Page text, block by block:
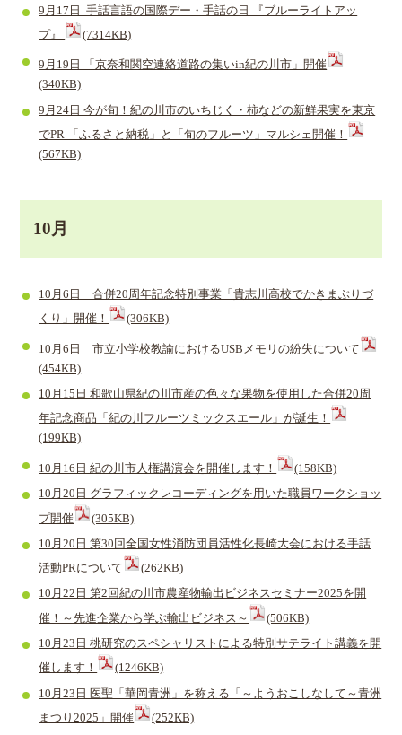
9月17日 手話言語の国際デー・手話の日 『ブルーライトアッ
プ』
(7314KB)
9月19日 「京奈和関空連絡道路の集いin紀の川市」開催
(340KB)
9月24日 今が旬！紀の川市のいちじく・柿などの新鮮果実を東京
でPR 「ふるさと納税」と「旬のフルーツ」マルシェ開催！
(567KB)
10月
10月6日 合併20周年記念特別事業「貴志川高校でかきまぶりづ
くり」開催！
(306KB)
10月6日 市立小学校教諭におけるUSBメモリの紛失について
(454KB)
10月15日 和歌山県紀の川市産の色々な果物を使用した合併20周
年記念商品「紀の川フルーツミックスエール」が誕生！
(199KB)
10月16日 紀の川市人権講演会を開催します！ (158KB)
10月20日 グラフィックレコーディングを用いた職員ワークショッ
プ開催
(305KB)
10月20日 第30回全国女性消防団員活性化長崎大会における手話
活動PRについて
(262KB)
10月22日 第2回紀の川市農産物輸出ビジネスセミナー2025を開
催！～先進企業から学ぶ輸出ビジネス～
(506KB)
10月23日 桃研究のスペシャリストによる特別サテライト講義を開
催します！
(1246KB)
10月23日 医聖「華岡青洲」を称える「～ようおこしなして～青洲
まつり2025」開催
(252KB)